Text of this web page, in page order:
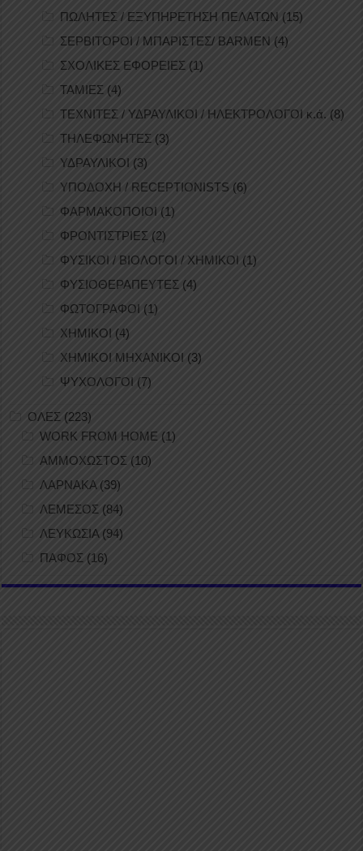
ΠΩΛΗΤΕΣ / ΕΞΥΠΗΡΕΤΗΣΗ ΠΕΛΑΤΩΝ (15)
ΣΕΡΒΙΤΟΡΟΙ / ΜΠΑΡΙΣΤΕΣ/ BARMEN (4)
ΣΧΟΛΙΚΕΣ ΕΦΟΡΕΙΕΣ (1)
ΤΑΜΙΕΣ (4)
ΤΕΧΝΙΤΕΣ / ΥΔΡΑΥΛΙΚΟΙ / ΗΛΕΚΤΡΟΛΟΓΟΙ κ.ά. (8)
ΤΗΛΕΦΩΝΗΤΕΣ (3)
ΥΔΡΑΥΛΙΚΟΙ (3)
ΥΠΟΔΟΧΗ / RECEPTIONISTS (6)
ΦΑΡΜΑΚΟΠΟΙΟΙ (1)
ΦΡΟΝΤΙΣΤΡΙΕΣ (2)
ΦΥΣΙΚΟΙ / ΒΙΟΛΟΓΟΙ / ΧΗΜΙΚΟΙ (1)
ΦΥΣΙΟΘΕΡΑΠΕΥΤΕΣ (4)
ΦΩΤΟΓΡΑΦΟΙ (1)
ΧΗΜΙΚΟΙ (4)
ΧΗΜΙΚΟΙ ΜΗΧΑΝΙΚΟΙ (3)
ΨΥΧΟΛΟΓΟΙ (7)
ΟΛΕΣ (223)
WORK FROM HOME (1)
ΑΜΜΟΧΩΣΤΟΣ (10)
ΛΑΡΝΑΚΑ(39)
ΛΕΜΕΣΟΣ (84)
ΛΕΥΚΩΣΙΑ(94)
ΠΑΦΟΣ (16)